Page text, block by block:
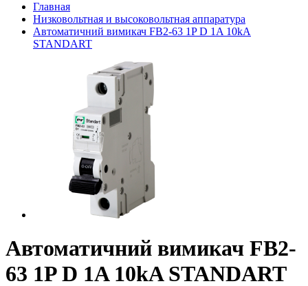
Главная
Низковольтная и высоковольтная аппаратура
Автоматичний вимикач FB2-63 1P D 1A 10kA
STANDART
Автоматичний вимикач FB2-
63 1P D 1A 10kA STANDART